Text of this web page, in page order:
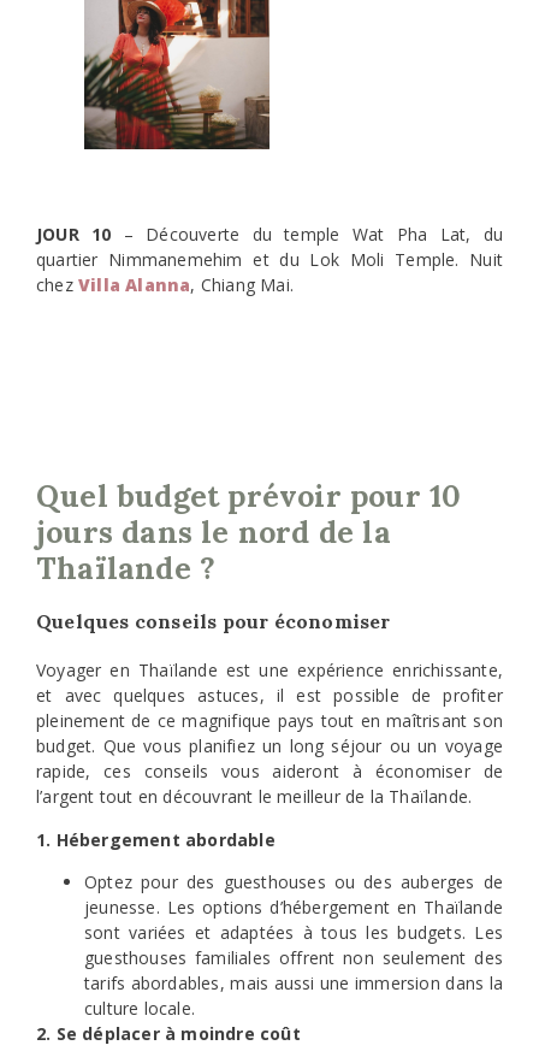
JOUR 10 – Découverte du temple Wat Pha Lat, du
quartier Nimmanemehim et du Lok Moli Temple. Nuit
chez Villa Alanna, Chiang Mai.
Quel budget prévoir pour 10
jours dans le nord de la
Thaïlande ?
Quelques conseils pour économiser
Voyager en Thaïlande est une expérience enrichissante,
et avec quelques astuces, il est possible de profiter
pleinement de ce magnifique pays tout en maîtrisant son
budget. Que vous planifiez un long séjour ou un voyage
rapide, ces conseils vous aideront à économiser de
l’argent tout en découvrant le meilleur de la Thaïlande.
1. Hébergement abordable
Optez pour des guesthouses ou des auberges de
jeunesse. Les options d’hébergement en Thaïlande
sont variées et adaptées à tous les budgets. Les
guesthouses familiales offrent non seulement des
tarifs abordables, mais aussi une immersion dans la
culture locale.
2. Se déplacer à moindre coût